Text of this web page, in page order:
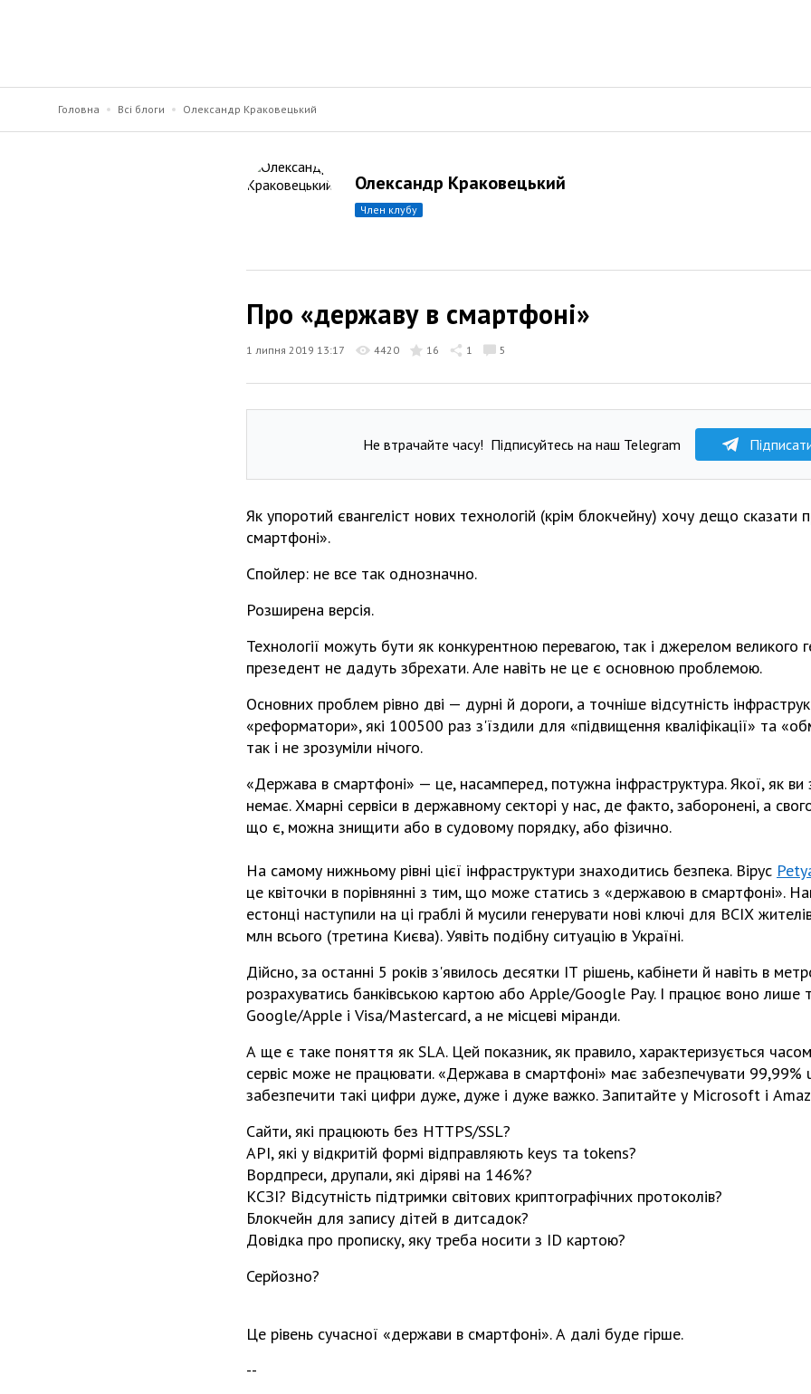
Головна Всі блоги Олександр Краковецький
Олександр Краковецький
член клубу
Про «державу в смартфоні»
1 липня 2019 13:17 4420 16 1 5
Не втрачайте часу! Підписуйтесь на наш Telegram
Як упоротий євангеліст нових технологій (крім блокчейну) хочу дещо сказати
смартфоні».
Спойлер: не все так однозначно.
Розширена версія.
Технології можуть бути як конкурентною перевагою, так і джерелом великого
презедент не дадуть збрехати. Але навіть не це є основною проблемою.
Основних проблем рівно дві — дурні й дороги, а точніше відсутність
«реформатори», які 100500 раз з'їздили для «підвищення кваліфікації» та
так і не зрозуміли нічого.
«Держава в смартфоні» — це, насамперед, потужна інфраструктура. Якої, як ви
немає. Хмарні сервіси в державному секторі у нас, де факто, заборонені, а
що є, можна знищити або в судовому порядку, або фізично.
На самому нижньому рівні цієї інфраструктури знаходитись безпека. Вірус
це квіточки в порівнянні з тим, що може статись з «державою в смартфоні».
естонці наступили на ці граблі й мусили генерувати нові ключі для ВСІХ
млн всього (третина Києва). Уявіть подібну ситуацію в Україні.
Дійсно, за останні 5 років з'явилось десятки ІТ рішень, кабінети й навіть в
розрахуватись банківською картою або Apple/Google Pay. І працює воно
Google/Apple і Visa/Mastercard, а не місцеві міранди.
А ще є таке поняття як SLA. Цей показник, як правило, характеризується
сервіс може не працювати. «Держава в смартфоні» має забезпечувати 99,99%
забезпечити такі цифри дуже, дуже і дуже важко. Запитайте у Microsoft і
Сайти, які працюють без HTTPS/SSL?
API, які у відкритій формі відправляють keys та tokens?
Вордпреси, друпали, які діряві на 146%?
КСЗІ? Відсутність підтримки світових криптографічних протоколів?
Блокчейн для запису дітей в дитсадок?
Довідка про прописку, яку треба носити з ID картою?
Серйозно?
Це рівень сучасної «держави в смартфоні». А далі буде гірше.
--